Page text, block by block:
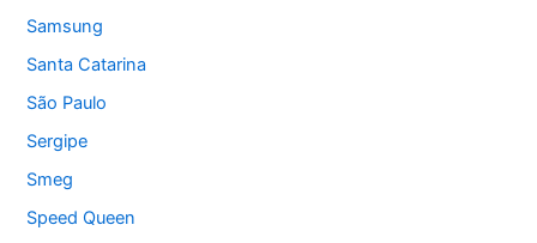
Samsung
Santa Catarina
São Paulo
Sergipe
Smeg
Speed Queen